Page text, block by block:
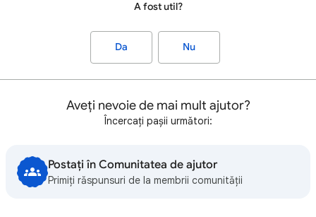
A fost util?
Da Nu
Aveți nevoie de mai mult ajutor?
Încercați pașii următori:
Postați în Comunitatea de ajutor
Primiți răspunsuri de la membrii comunității